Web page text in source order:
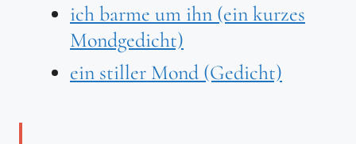
ich barme um ihn (ein kurzes
Mondgedicht)
ein stiller Mond (Gedicht)